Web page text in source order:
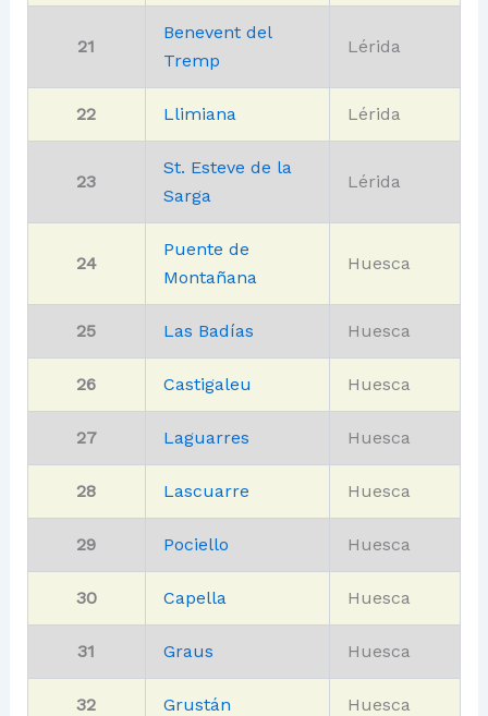
21
Benevent del
Tremp
Lérida
22 Llimiana Lérida
23
St. Esteve de la
Sarga
Lérida
24
Puente de
Montañana
Huesca
25 Las Badías Huesca
26 Castigaleu Huesca
27 Laguarres Huesca
28 Lascuarre Huesca
29 Pociello Huesca
30 Capella Huesca
31 Graus Huesca
32 Grustán Huesca